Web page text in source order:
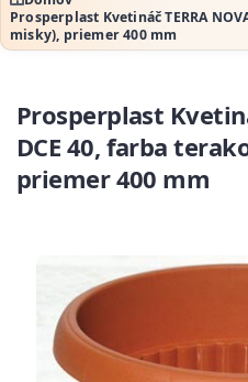
Prosperplast Kvetináč TERRA
misky), priemer 400 mm
Prosperplast
DCE 40, farba
priemer 400 mm